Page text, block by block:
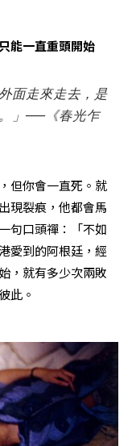
能一直重頭開始
面走來走去，是
」──《春光乍
但你會一直死。就
現裂痕，他都會馬
句口頭禪：「不如
愛到的阿根廷，經
，就有多少次兩敗
此。